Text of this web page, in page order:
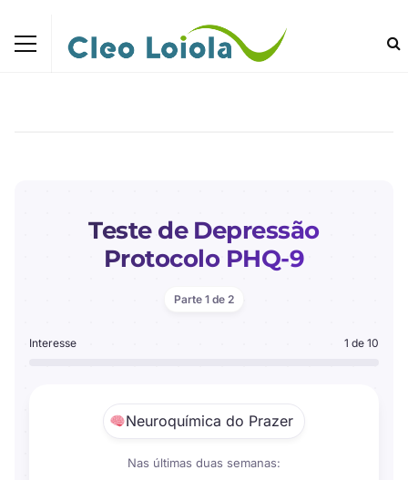
Teste de Depressão
Protocolo PHQ-9
Parte 1 de 2
Interesse 1 de 10
Neuroquímica do Prazer
Nas últimas duas semanas: